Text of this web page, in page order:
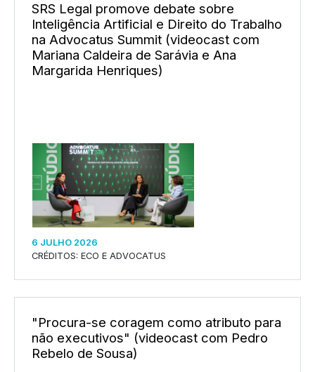
SRS Legal promove debate sobre
Inteligência Artificial e Direito do Trabalho
na Advocatus Summit (videocast com
Mariana Caldeira de Sarávia e Ana
Margarida Henriques)
6 JULHO 2026
CRÉDITOS: ECO E ADVOCATUS
"Procura-se coragem como atributo para
não executivos" (videocast com Pedro
Rebelo de Sousa)